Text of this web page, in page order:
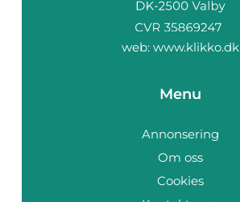
web: www.klikko.dk
Menu
Annonsering
Om oss
Cookies